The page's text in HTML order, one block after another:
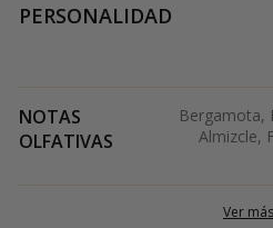
PERSONALIDAD
NOTAS
OLFATIVAS
Bergamota,
Almizcle,
Ver más